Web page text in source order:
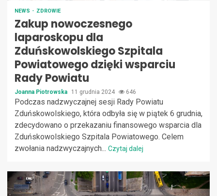
NEWS ZDROWIE
Zakup nowoczesnego
laparoskopu dla
Zduńskowolskiego Szpitala
Powiatowego dzięki wsparciu
Rady Powiatu
Joanna Piotrowska 11 grudnia 2024 646
Podczas nadzwyczajnej sesji Rady Powiatu
Zduńskowolskiego, która odbyła się w piątek 6 grudnia,
zdecydowano o przekazaniu finansowego wsparcia dla
Zduńskowolskiego Szpitala Powiatowego. Celem
zwołania nadzwyczajnych... Czytaj dalej